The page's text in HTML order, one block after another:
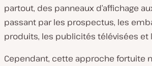
partout, des panneaux d’affichage
passant par les prospectus, les
produits, les publicités télévisées et
Cependant, cette approche fortuite